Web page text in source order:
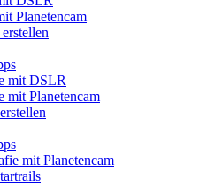
Planetencam
mit DSLR
mit Planetencam
mit Planetencam